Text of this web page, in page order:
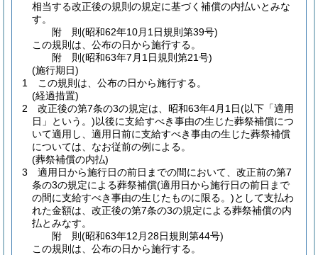
相当する改正後の規則の規定に基づく補償の内払いとみな
す。
附 則(昭和62年10月1日規則第39号)
この規則は、公布の日から施行する。
附 則(昭和63年7月1日規則第21号)
(施行期日)
1
この規則は、公布の日から施行する。
(経過措置)
2
改正後の第7条の3の規定は、昭和63年4月1日(以下「適用
日」という。)以後に支給すべき事由の生じた葬祭補償につ
いて適用し、適用日前に支給すべき事由の生じた葬祭補償
については、なお従前の例による。
(葬祭補償の内払)
3
適用日から施行日の前日までの間において、改正前の第7
条の3の規定による葬祭補償(適用日から施行日の前日まで
の間に支給すべき事由の生じたものに限る。)として支払わ
れた金額は、改正後の第7条の3の規定による葬祭補償の内
払とみなす。
附 則(昭和63年12月28日規則第44号)
この規則は、公布の日から施行する。